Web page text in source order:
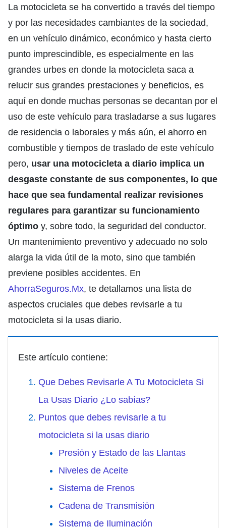
La motocicleta se ha convertido a través del tiempo
y por las necesidades cambiantes de la sociedad,
en un vehículo dinámico, económico y hasta cierto
punto imprescindible, es especialmente en las
grandes urbes en donde la motocicleta saca a
relucir sus grandes prestaciones y beneficios, es
aquí en donde muchas personas se decantan por el
uso de este vehículo para trasladarse a sus lugares
de residencia o laborales y más aún, el ahorro en
combustible y tiempos de traslado de este vehículo
pero, usar una motocicleta a diario implica un
desgaste constante de sus componentes, lo que
hace que sea fundamental realizar revisiones
regulares para garantizar su funcionamiento
óptimo y, sobre todo, la seguridad del conductor.
Un mantenimiento preventivo y adecuado no solo
alarga la vida útil de la moto, sino que también
previene posibles accidentes. En
AhorraSeguros.Mx, te detallamos una lista de
aspectos cruciales que debes revisarle a tu
motocicleta si la usas diario.
Este artículo contiene:
Que Debes Revisarle A Tu Motocicleta Si
La Usas Diario ¿Lo sabías?
Puntos que debes revisarle a tu
motocicleta si la usas diario
Presión y Estado de las Llantas
Niveles de Aceite
Sistema de Frenos
Cadena de Transmisión
Sistema de Iluminación